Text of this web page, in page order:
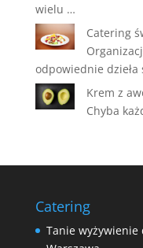
wielu …
Catering
odpowiednie
Krem z
Chyba
Catering
Tanie